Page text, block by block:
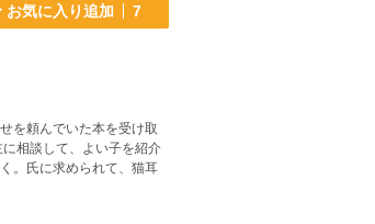
お気に入り追加 7
を頼んでいた本を受け取
相談して、よい子を紹介
。氏に求められて、猫耳